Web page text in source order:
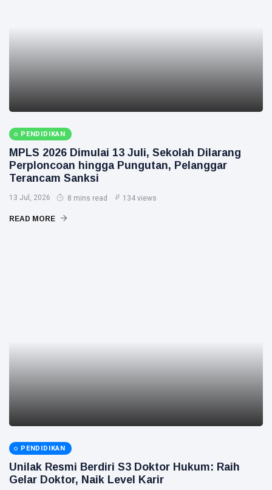
PENDIDIKAN
MPLS 2026 Dimulai 13 Juli, Sekolah Dilarang
Perploncoan hingga Pungutan, Pelanggar
Terancam Sanksi
13 Jul, 2026 8 mins read 134 views
READ MORE
PENDIDIKAN
Unilak Resmi Berdiri S3 Doktor Hukum: Raih
Gelar Doktor, Naik Level Karir